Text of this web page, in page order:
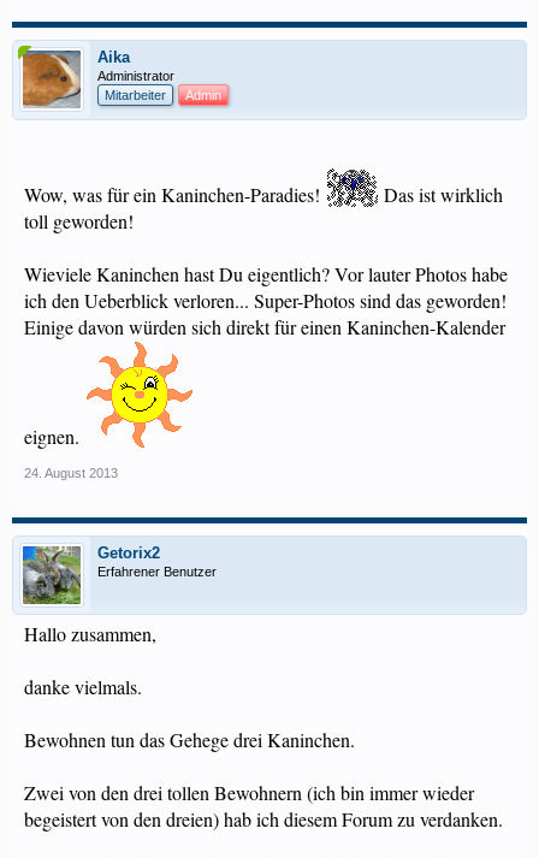
Aika
Administrator
Mitarbeiter
Admin
Wow, was für ein Kaninchen-Paradies!
Das ist wirklich
toll geworden!
Wieviele Kaninchen hast Du eigentlich? Vor lauter Photos habe
ich den Ueberblick verloren... Super-Photos sind das geworden!
Einige davon würden sich direkt für einen Kaninchen-Kalender
eignen.
24. August 2013
Getorix2
Erfahrener Benutzer
Hallo zusammen,
danke vielmals.
Bewohnen tun das Gehege drei Kaninchen.
Zwei von den drei tollen Bewohnern (ich bin immer wieder
begeistert von den dreien) hab ich diesem Forum zu verdanken.